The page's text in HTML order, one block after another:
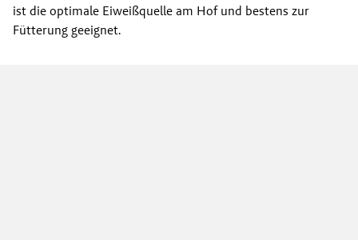
ist die optimale Eiweißquelle am Hof und bestens zur
Fütterung geeignet.